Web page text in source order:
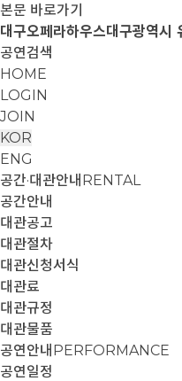
본문 바로가기
대구오페라하우스대구광역시
공연검색
HOME
LOGIN
JOIN
KOR
ENG
공간·대관안내 RENTAL
공간안내
대관공고
대관절차
대관신청서식
대관료
대관규정
대관물품
공연안내 PERFORMANCE
공연일정